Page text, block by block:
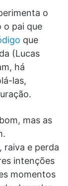
o
o pai que
que
(Lucas
há
las,
mas as
raiva e perda
intenções
momentos